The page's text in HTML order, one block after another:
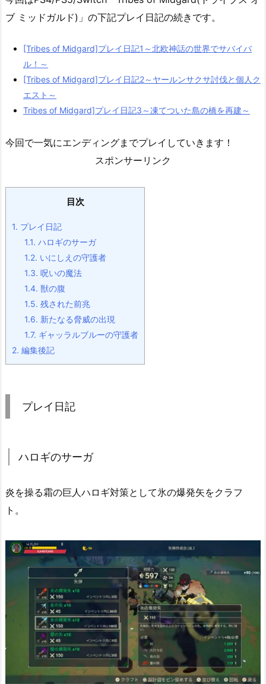
ブ ミッドガルド)」の下記プレイ日記の続きです。
[Tribes of Midgard]プレイ日記1～北欧神話の世界でサバイバ
ル！～
[Tribes of Midgard]プレイ日記2～ヤールンサクサ討伐と個人ク
エスト～
Tribes of Midgard]プレイ日記3～凍てついた島の橋を再建～
今回で一気にエンディングまでプレイしていきます！
スポンサーリンク
目次
1. プレイ日記
1.1. ハロギのサーガ
1.2. いにしえの守護者
1.3. 呪いの魔法
1.4. 獣の腹
1.5. 残された前兆
1.6. 新たなる脅威の出現
1.7. ギャッラルブルーの守護者
2. 編集後記
プレイ日記
ハロギのサーガ
炎を操る霜の巨人ハロギ対策として氷の爆発矢をクラフ
ト。